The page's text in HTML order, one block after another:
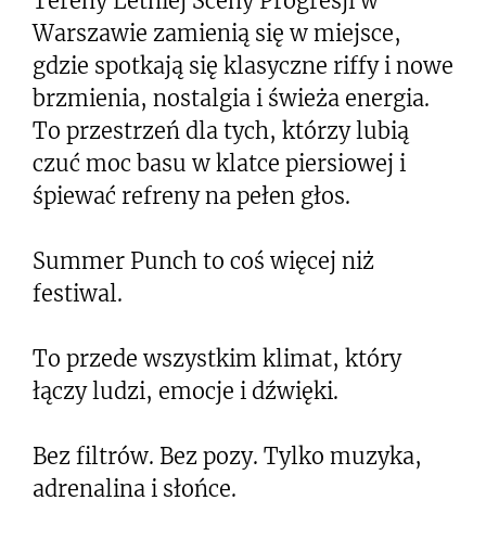
Warszawie zamienią się w miejsce,
gdzie spotkają się klasyczne riffy i nowe
brzmienia, nostalgia i świeża energia.
To przestrzeń dla tych, którzy lubią
czuć moc basu w klatce piersiowej i
śpiewać refreny na pełen głos.
Summer Punch to coś więcej niż
festiwal.
To przede wszystkim klimat, który
łączy ludzi, emocje i dźwięki.
Bez filtrów. Bez pozy. Tylko muzyka,
adrenalina i słońce.